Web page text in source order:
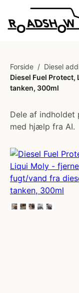
Forside / Diesel
Diesel Fuel
tanken, 300ml
Dele af indholdet
med hjælp fra AI.